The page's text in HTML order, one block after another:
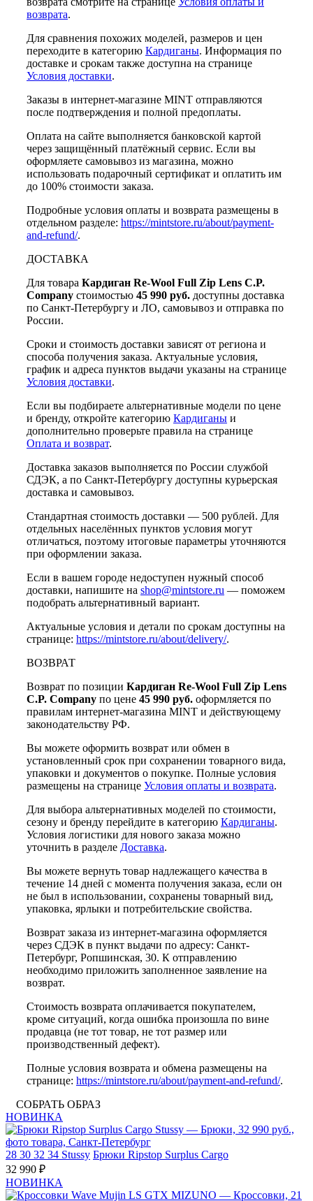
возврата.
Для сравнения похожих моделей, размеров и цен
переходите в категорию Кардиганы. Информация по
доставке и срокам также доступна на странице
Условия доставки.
Заказы в интернет-магазине MINT отправляются
после подтверждения и полной предоплаты.
Оплата на сайте выполняется банковской картой
через защищённый платёжный сервис. Если вы
оформляете самовывоз из магазина, можно
использовать подарочный сертификат и оплатить им
до 100% стоимости заказа.
Подробные условия оплаты и возврата размещены в
отдельном разделе: https://mintstore.ru/about/payment-
and-refund/.
ДОСТАВКА
Для товара Кардиган Re-Wool Full Zip Lens C.P.
Company стоимостью 45 990 руб. доступны доставка
по Санкт-Петербургу и ЛО, самовывоз и отправка по
России.
Сроки и стоимость доставки зависят от региона и
способа получения заказа. Актуальные условия,
график и адреса пунктов выдачи указаны на странице
Условия доставки.
Если вы подбираете альтернативные модели по цене
и бренду, откройте категорию Кардиганы и
дополнительно проверьте правила на странице
Оплата и возврат.
Доставка заказов выполняется по России службой
СДЭК, а по Санкт-Петербургу доступны курьерская
доставка и самовывоз.
Стандартная стоимость доставки — 500 рублей. Для
отдельных населённых пунктов условия могут
отличаться, поэтому итоговые параметры уточняются
при оформлении заказа.
Если в вашем городе недоступен нужный способ
доставки, напишите на shop@mintstore.ru — поможем
подобрать альтернативный вариант.
Актуальные условия и детали по срокам доступны на
странице: https://mintstore.ru/about/delivery/.
ВОЗВРАТ
Возврат по позиции Кардиган Re-Wool Full Zip Lens
C.P. Company по цене 45 990 руб. оформляется по
правилам интернет-магазина MINT и действующему
законодательству РФ.
Вы можете оформить возврат или обмен в
установленный срок при сохранении товарного вида,
упаковки и документов о покупке. Полные условия
размещены на странице Условия оплаты и возврата.
Для выбора альтернативных моделей по стоимости,
сезону и бренду перейдите в категорию Кардиганы.
Условия логистики для нового заказа можно
уточнить в разделе Доставка.
Вы можете вернуть товар надлежащего качества в
течение 14 дней с момента получения заказа, если он
не был в использовании, сохранены товарный вид,
упаковка, ярлыки и потребительские свойства.
Возврат заказа из интернет-магазина оформляется
через СДЭК в пункт выдачи по адресу: Санкт-
Петербург, Ропшинская, 30. К отправлению
необходимо приложить заполненное заявление на
возврат.
Стоимость возврата оплачивается покупателем,
кроме ситуаций, когда ошибка произошла по вине
продавца (не тот товар, не тот размер или
производственный дефект).
Полные условия возврата и обмена размещены на
странице: https://mintstore.ru/about/payment-and-refund/.
СОБРАТЬ ОБРАЗ
НОВИНКА
28 30 32 34 Stussy Брюки Ripstop Surplus Cargo
32 990 ₽
НОВИНКА